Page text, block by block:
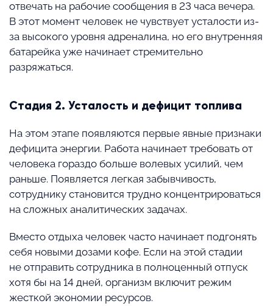
отвечать на рабочие сообщения в 23 часа вечера.
В этот момент человек не чувствует усталости из-
за высокого уровня адреналина, но его внутренняя
батарейка уже начинает стремительно
разряжаться.
Стадия 2. Усталость и дефицит топлива
На этом этапе появляются первые явные признаки
дефицита энергии. Работа начинает требовать от
человека гораздо больше волевых усилий, чем
раньше. Появляется легкая забывчивость,
сотруднику становится трудно концентрироваться
на сложных аналитических задачах.
Вместо отдыха человек часто начинает подгонять
себя новыми дозами кофе. Если на этой стадии
не отправить сотрудника в полноценный отпуск
хотя бы на 14 дней, организм включит режим
жесткой экономии ресурсов.